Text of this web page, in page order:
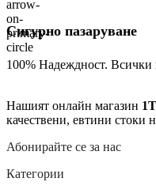
Сигурно пазаруване
100% Надеждност. Всички
Нашият онлайн магазин
качествени, евтини стоки
Абонирайте се за нас
Категории